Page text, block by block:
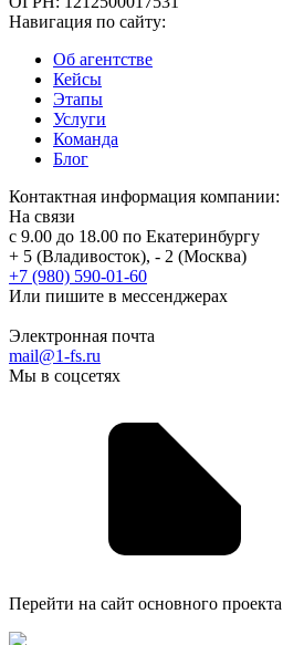
Навигация по сайту:
Об агентстве
Кейсы
Этапы
Услуги
Команда
Блог
Контактная информация компании:
На связи
с 9.00 до 18.00 по Екатеринбургу
+ 5 (Владивосток), - 2 (Москва)
+7 (980) 590-01-60
Или пишите в мессенджерах
Электронная почта
mail@1-fs.ru
Мы в соцсетях
Перейти на сайт основного проекта